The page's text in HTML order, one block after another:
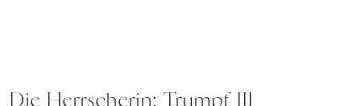
Die Herrscherin: Trumpf III